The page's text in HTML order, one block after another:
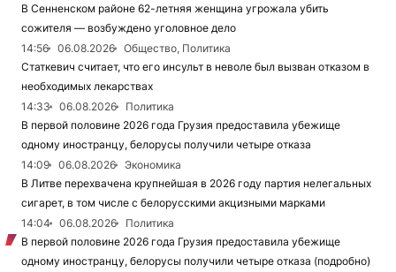
В Сенненском районе 62-летняя женщина угрожала убить
сожителя — возбуждено уголовное дело
14:56
06.08.2026
Общество, Политика
Статкевич считает, что его инсульт в неволе был вызван отказом в
необходимых лекарствах
14:33
06.08.2026
Политика
В первой половине 2026 года Грузия предоставила убежище
одному иностранцу, белорусы получили четыре отказа
14:09
06.08.2026
Экономика
В Литве перехвачена крупнейшая в 2026 году партия нелегальных
сигарет, в том числе с белорусскими акцизными марками
14:04
06.08.2026
Политика
В первой половине 2026 года Грузия предоставила убежище
одному иностранцу, белорусы получили четыре отказа (подробно)